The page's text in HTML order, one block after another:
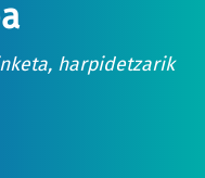
harpidetzarik